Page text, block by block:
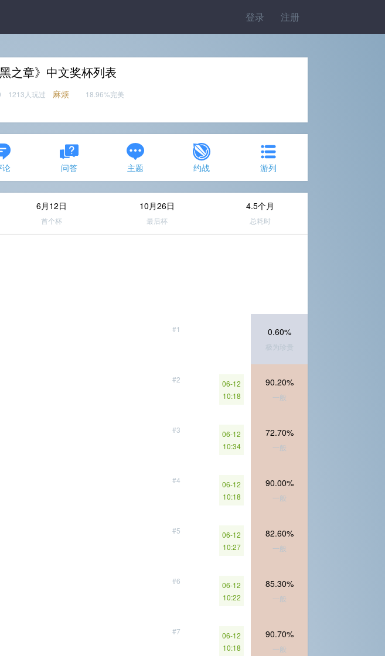
登录 注册
之章》中文奖杯列表
1213人玩过 麻烦 18.96%完美
论 问答 主题 约战 游列
6月12日
首个杯
10月26日
最后杯
4.5个月
总耗时
#1 0.60%
极为珍贵
#2
06-12
10:18
90.20%
一般
#3
06-12
10:34
72.70%
一般
#4
06-12
10:18
90.00%
一般
#5
06-12
10:27
82.60%
一般
#6
06-12
10:22
85.30%
一般
#7
06-12
10:18
90.70%
一般